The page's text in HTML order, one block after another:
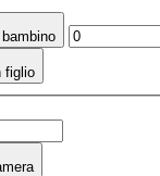
figlio